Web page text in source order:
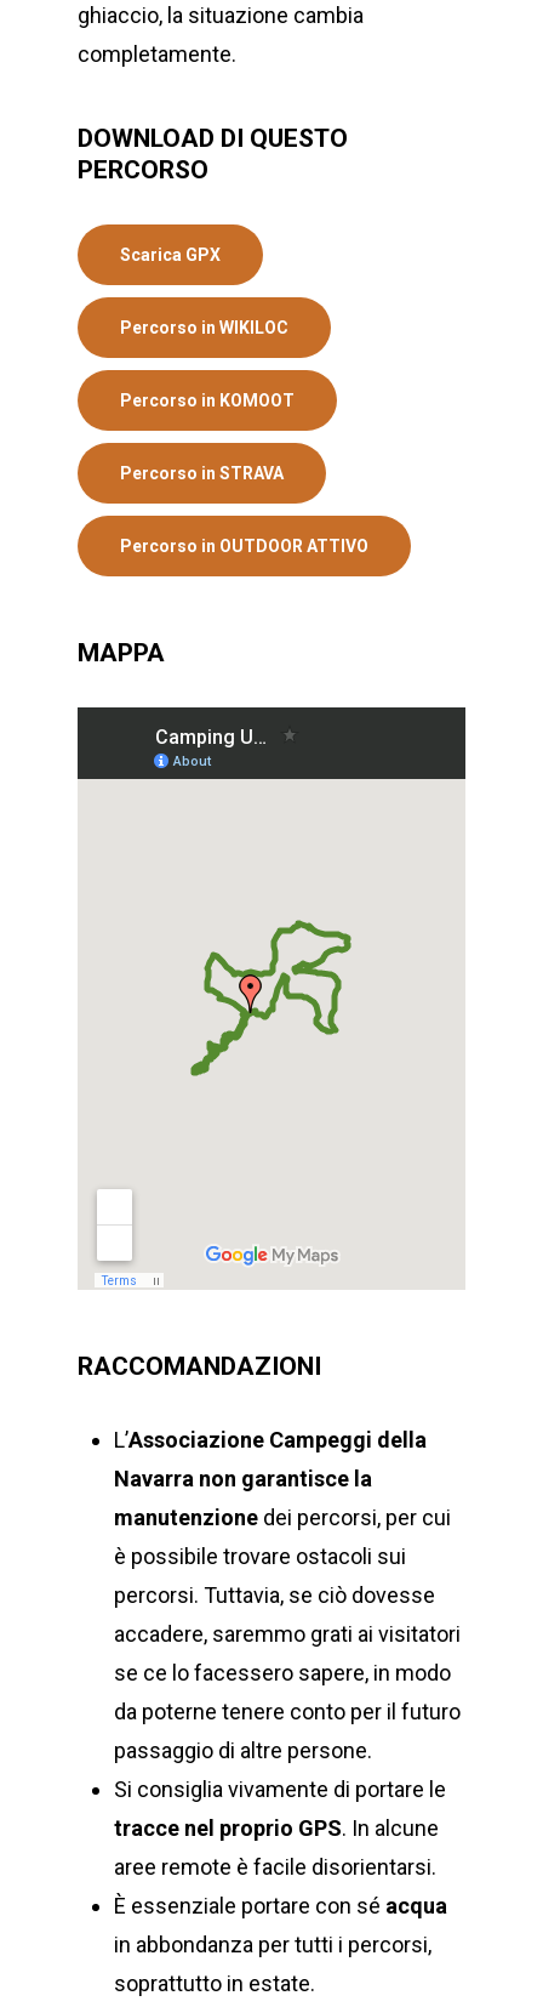
ghiaccio, la situazione cambia
completamente.
DOWNLOAD DI QUESTO
PERCORSO
Scarica GPX
Percorso in WIKILOC
Percorso in KOMOOT
Percorso in STRAVA
Percorso in OUTDOOR ATTIVO
MAPPA
RACCOMANDAZIONI
L’Associazione Campeggi della
Navarra non garantisce la
manutenzione dei percorsi, per cui
è possibile trovare ostacoli sui
percorsi. Tuttavia, se ciò dovesse
accadere, saremmo grati ai visitatori
se ce lo facessero sapere, in modo
da poterne tenere conto per il futuro
passaggio di altre persone.
Si consiglia vivamente di portare le
tracce nel proprio GPS. In alcune
aree remote è facile disorientarsi.
È essenziale portare con sé acqua
in abbondanza per tutti i percorsi,
soprattutto in estate.